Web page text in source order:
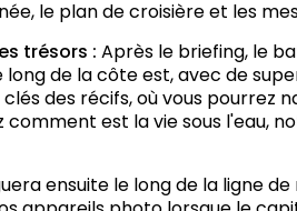
le plan de croisière et les
trésors : Après le briefing, le
de la côte est, avec de
des récifs, où vous pourrez
comment est la vie sous l'eau,
ensuite le long de la ligne